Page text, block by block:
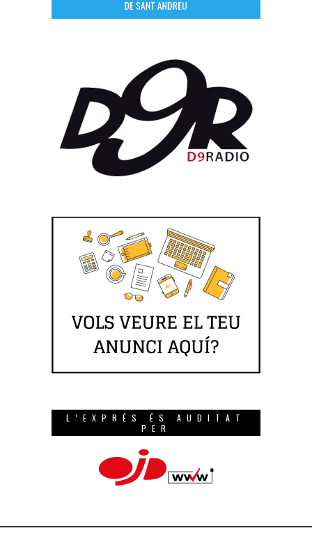
L’EXPRÉS ÉS AUDITAT
PER